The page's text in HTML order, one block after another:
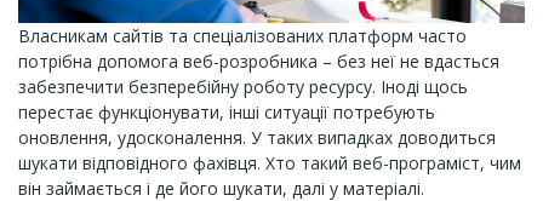
Власникам сайтів та спеціалізованих платформ часто
потрібна допомога веб-розробника – без неї не вдасться
забезпечити безперебійну роботу ресурсу. Іноді щось
перестає функціонувати, інші ситуації потребують
оновлення, удосконалення. У таких випадках доводиться
шукати відповідного фахівця. Хто такий веб-програміст, чим
він займається і де його шукати, далі у матеріалі.